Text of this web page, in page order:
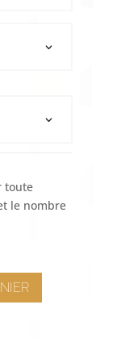
toute
le nombre